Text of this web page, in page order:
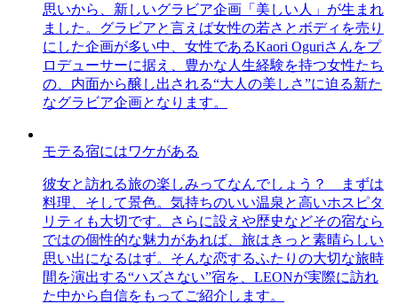
思いから、新しいグラビア企画「美しい人」が生まれ
ました。グラビアと言えば女性の若さとボディを売り
にした企画が多い中、女性であるKaori Oguriさんをプ
ロデューサーに据え、豊かな人生経験を持つ女性たち
の、内面から醸し出される“大人の美しさ”に迫る新た
なグラビア企画となります。
モテる宿にはワケがある
彼女と訪れる旅の楽しみってなんでしょう？ まずは
料理、そして景色。気持ちのいい温泉と高いホスピタ
リティも大切です。さらに設えや歴史などその宿なら
ではの個性的な魅力があれば、旅はきっと素晴らしい
思い出になるはず。そんな恋するふたりの大切な旅時
間を演出する“ハズさない”宿を、LEONが実際に訪れ
た中から自信をもってご紹介します。